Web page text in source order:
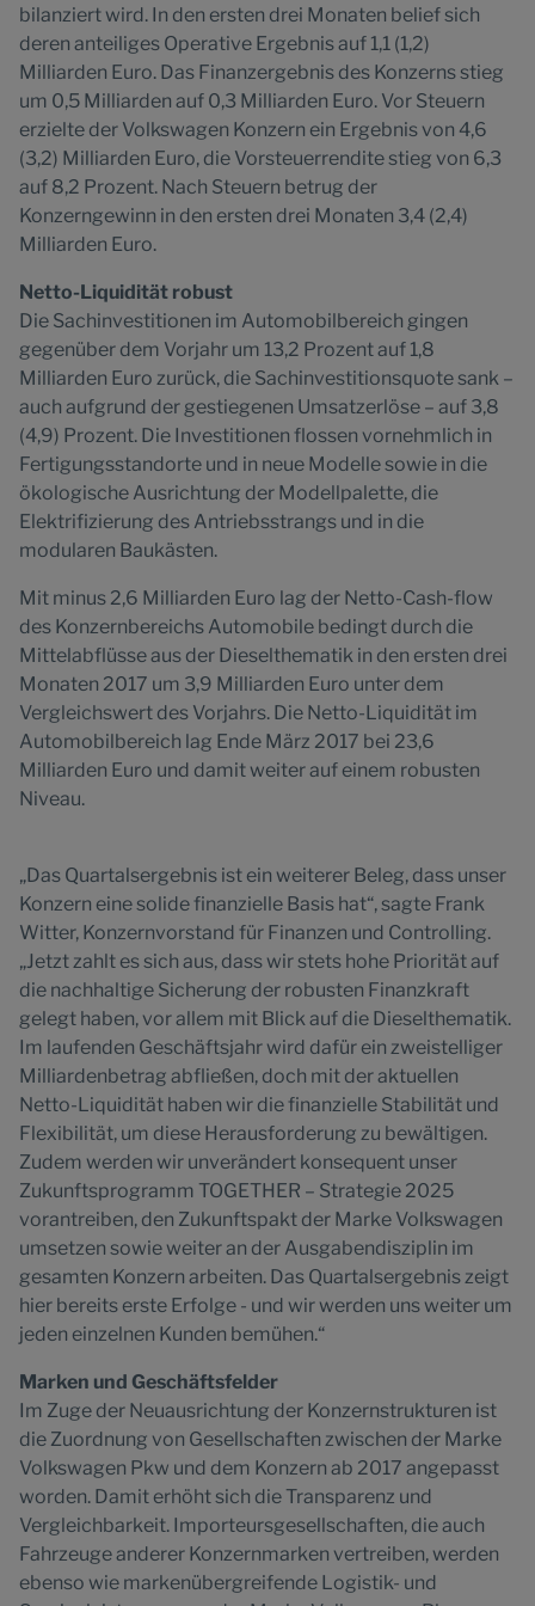
bilanziert wird. In den ersten drei Monaten belief sich
deren anteiliges Operative Ergebnis auf 1,1 (1,2)
Milliarden Euro. Das Finanzergebnis des Konzerns stieg
um 0,5 Milliarden auf 0,3 Milliarden Euro. Vor Steuern
erzielte der Volkswagen Konzern ein Ergebnis von 4,6
(3,2) Milliarden Euro, die Vorsteuerrendite stieg von 6,3
auf 8,2 Prozent. Nach Steuern betrug der
Konzerngewinn in den ersten drei Monaten 3,4 (2,4)
Milliarden Euro.
Netto-Liquidität robust
Die Sachinvestitionen im Automobilbereich gingen
gegenüber dem Vorjahr um 13,2 Prozent auf 1,8
Milliarden Euro zurück, die Sachinvestitionsquote sank –
auch aufgrund der gestiegenen Umsatzerlöse – auf 3,8
(4,9) Prozent. Die Investitionen flossen vornehmlich in
Fertigungsstandorte und in neue Modelle sowie in die
ökologische Ausrichtung der Modellpalette, die
Elektrifizierung des Antriebsstrangs und in die
modularen Baukästen.
Mit minus 2,6 Milliarden Euro lag der Netto-Cash-flow
des Konzernbereichs Automobile bedingt durch die
Mittelabflüsse aus der Dieselthematik in den ersten drei
Monaten 2017 um 3,9 Milliarden Euro unter dem
Vergleichswert des Vorjahrs. Die Netto-Liquidität im
Automobilbereich lag Ende März 2017 bei 23,6
Milliarden Euro und damit weiter auf einem robusten
Niveau.
„Das Quartalsergebnis ist ein weiterer Beleg, dass unser
Konzern eine solide finanzielle Basis hat“, sagte Frank
Witter, Konzernvorstand für Finanzen und Controlling.
„Jetzt zahlt es sich aus, dass wir stets hohe Priorität auf
die nachhaltige Sicherung der robusten Finanzkraft
gelegt haben, vor allem mit Blick auf die Dieselthematik.
Im laufenden Geschäftsjahr wird dafür ein zweistelliger
Milliardenbetrag abfließen, doch mit der aktuellen
Netto-Liquidität haben wir die finanzielle Stabilität und
Flexibilität, um diese Herausforderung zu bewältigen.
Zudem werden wir unverändert konsequent unser
Zukunftsprogramm TOGETHER – Strategie 2025
vorantreiben, den Zukunftspakt der Marke Volkswagen
umsetzen sowie weiter an der Ausgabendisziplin im
gesamten Konzern arbeiten. Das Quartalsergebnis zeigt
hier bereits erste Erfolge - und wir werden uns weiter um
jeden einzelnen Kunden bemühen.“
Marken und Geschäftsfelder
Im Zuge der Neuausrichtung der Konzernstrukturen ist
die Zuordnung von Gesellschaften zwischen der Marke
Volkswagen Pkw und dem Konzern ab 2017 angepasst
worden. Damit erhöht sich die Transparenz und
Vergleichbarkeit. Importeursgesellschaften, die auch
Fahrzeuge anderer Konzernmarken vertreiben, werden
ebenso wie markenübergreifende Logistik- und